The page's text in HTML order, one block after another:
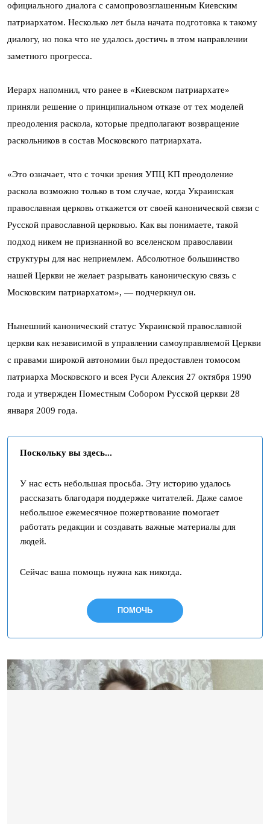
официального диалога с самопровозглашенным Киевским
патриархатом. Несколько лет была начата подготовка к такому
диалогу, но пока что не удалось достичь в этом направлении
заметного прогресса.
Иерарх напомнил, что ранее в «Киевском патриархате»
приняли решение о принципиальном отказе от тех моделей
преодоления раскола, которые предполагают возвращение
раскольников в состав Московского патриархата.
«Это означает, что с точки зрения УПЦ КП преодоление
раскола возможно только в том случае, когда Украинская
православная церковь откажется от своей канонической связи с
Русской православной церковью. Как вы понимаете, такой
подход никем не признанной во вселенском православии
структуры для нас неприемлем. Абсолютное большинство
нашей Церкви не желает разрывать каноническую связь с
Московским патриархатом», — подчеркнул он.
Нынешний канонический статус Украинской православной
церкви как независимой в управлении самоуправляемой Церкви
с правами широкой автономии был предоставлен томосом
патриарха Московского и всея Руси Алексия 27 октября 1990
года и утвержден Поместным Собором Русской церкви 28
января 2009 года.
Поскольку вы здесь...
У нас есть небольшая просьба. Эту историю удалось
рассказать благодаря поддержке читателей. Даже самое
небольшое ежемесячное пожертвование помогает
работать редакции и создавать важные материалы для
людей.
Сейчас ваша помощь нужна как никогда.
ПОМОЧЬ